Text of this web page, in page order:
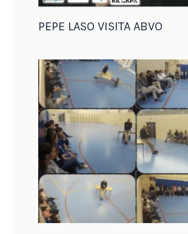
PEPE LASO VISITA ABVO